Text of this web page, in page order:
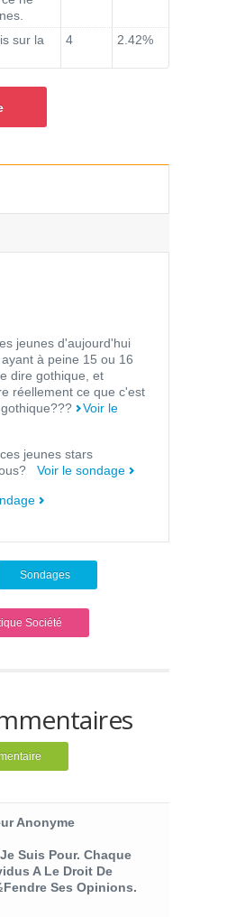
sur la
4 2.42%
jeunes d'aujourd'hui
à peine 15 ou 16
dire gothique, et
réellement ce que c'est
gothique???Voir le
jeunes stars
Voir le sondage
Sondages
Société
Anonyme
Suis Pour. Chaque
A Le Droit De
Ses Opinions.